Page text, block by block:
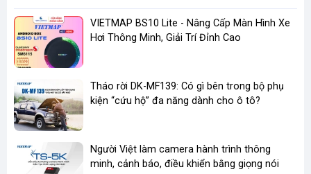
VIETMAP BS10 Lite - Nâng Cấp Màn Hình Xe
Hơi Thông Minh, Giải Trí Đỉnh Cao
Tháo rời DK-MF139: Có gì bên trong bộ phụ
kiện “cứu hộ” đa năng dành cho ô tô?
Người Việt làm camera hành trình thông
minh, cảnh báo, điều khiển bằng giọng nói